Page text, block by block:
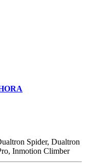
Spider, Dualtron
, Inmotion Climber